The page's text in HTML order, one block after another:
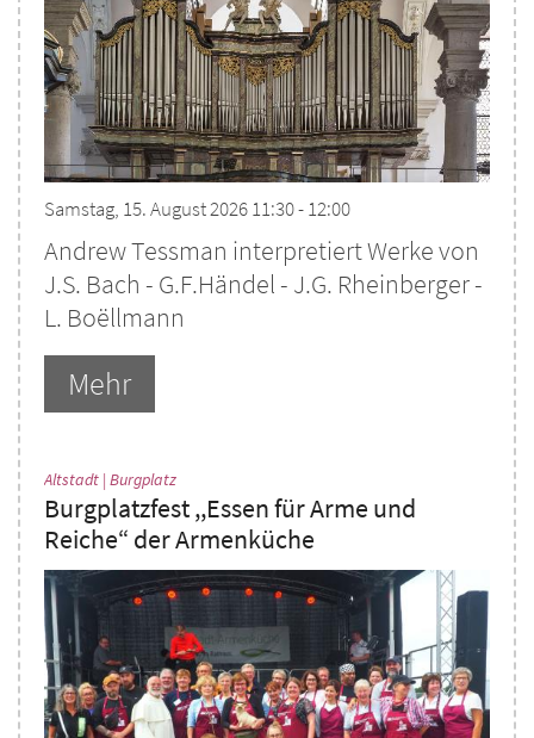
Samstag, 15. August 2026 11:30 - 12:00
Andrew Tessman interpretiert Werke von
J.S. Bach - G.F.Händel - J.G. Rheinberger -
L. Boëllmann
Mehr
Altstadt | Burgplatz:
Burgplatzfest ,,Essen für Arme und
Reiche“ der Armenküche